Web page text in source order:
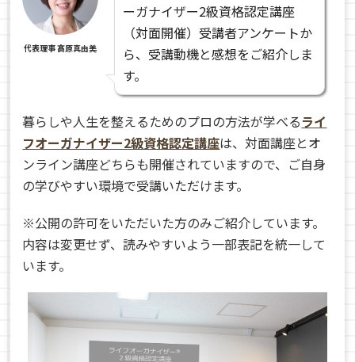
代表理事 髙原真由美
ーガナイザー2級資格認定講座
（対面開催）受講者アンケートか
ら、受講動機と感想をご紹介しま
す。
暮らしや人生を整えるためのプロの方法が学べるライ
フオーガナイザー2級資格認定講座は、対面講座とオ
ンライン講座どちらも開催されていますので、ご自身
の学びやすい環境で受講いただけます。
※公開の許可をいただいた方のみご紹介しています。
内容は変更せず、読みやすいよう一部表記を統一して
います。